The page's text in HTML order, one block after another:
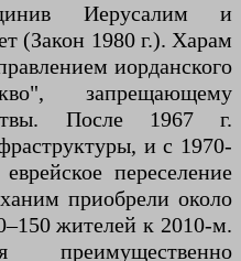
Иерусалим и
(Закон 1980 г.). Харам
иорданского
запрещающему
После 1967 г.
и с 1970-
переселение
приобрели около
жителей к 2010-м.
преимущественно